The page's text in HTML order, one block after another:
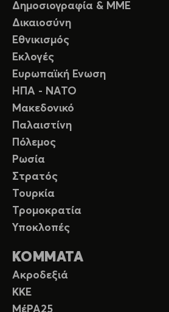
Δημοσιογραφία & ΜΜΕ
Δικαιοσύνη
Εθνικισμός
Εκλογές
Ευρωπαϊκή Ενωση
ΗΠΑ - ΝΑΤΟ
Μακεδονικό
Παλαιστίνη
Πόλεμος
Ρωσία
Στρατός
Τουρκία
Τρομοκρατία
Υποκλοπές
ΚΟΜΜΑΤΑ
Ακροδεξιά
ΚΚΕ
ΜέΡΑ25